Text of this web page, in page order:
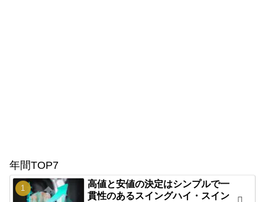
年間TOP7
高値と安値の決定はシンプルで一
貫性のあるスイングハイ・スイン